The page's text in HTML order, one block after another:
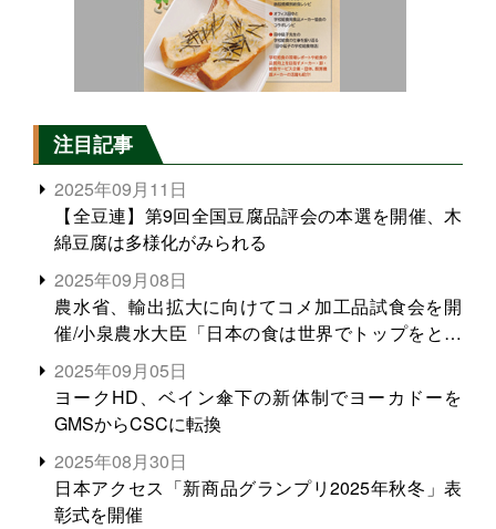
注目記事
2025年09月11日
【全豆連】第9回全国豆腐品評会の本選を開催、木
綿豆腐は多様化がみられる
2025年09月08日
農水省、輸出拡大に向けてコメ加工品試食会を開
催/小泉農水大臣「日本の食は世界でトップをとれ
る。米増産に向けて、米輸出需要の拡大を」
2025年09月05日
ヨークHD、ベイン傘下の新体制でヨーカドーを
GMSからCSCに転換
2025年08月30日
日本アクセス「新商品グランプリ2025年秋冬」表
彰式を開催